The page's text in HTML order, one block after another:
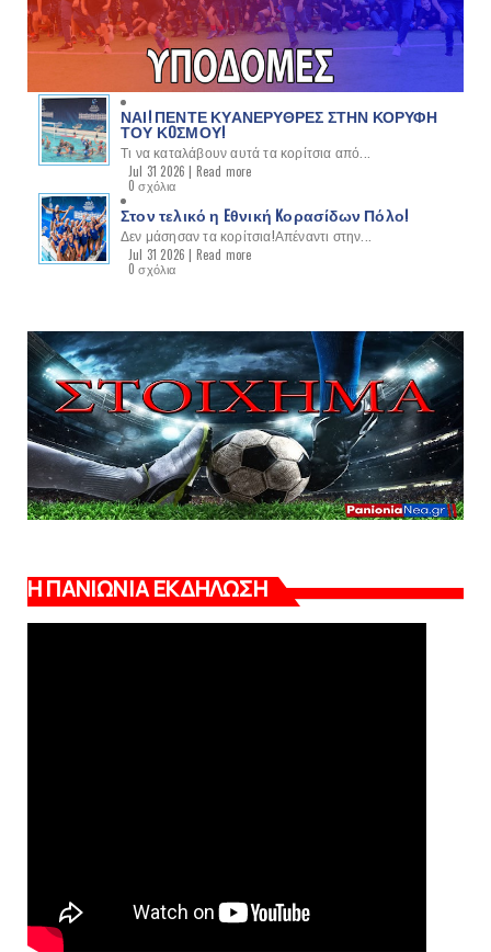
ΝΑΙ! ΠΕΝΤΕ ΚΥΑΝΕΡΥΘΡΕΣ ΣΤΗΝ ΚΟΡΥΦΗ
ΤΟΥ ΚOΣΜΟΥ!
Τι να καταλάβουν αυτά τα κορίτσια από...
Jul 31 2026 | Read more
0 σχόλια
Στον τελικό η Eθνική Kορασίδων Πόλο!
Δεν μάσησαν τα κορίτσια!Απέναντι στην...
Jul 31 2026 | Read more
0 σχόλια
Η ΠΑΝΙΩΝΙΑ ΕΚΔΗΛΩΣΗ